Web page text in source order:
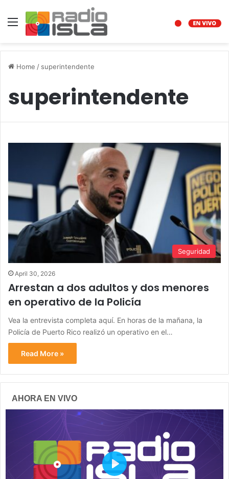
Menu
Home / superintendente
superintendente
Seguridad
April 30, 2026
Arrestan a dos adultos y dos menores
en operativo de la Policía
Vea la entrevista completa aquí. En horas de la mañana, la
Policía de Puerto Rico realizó un operativo en el…
Read More »
AHORA EN VIVO
P